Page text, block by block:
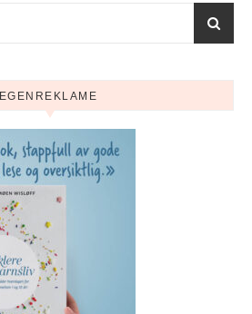
EGENREKLAME